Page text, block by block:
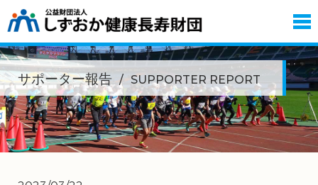
サポーター報告 SUPPORTER REPORT